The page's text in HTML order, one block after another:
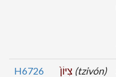
H6726 (tzivón)